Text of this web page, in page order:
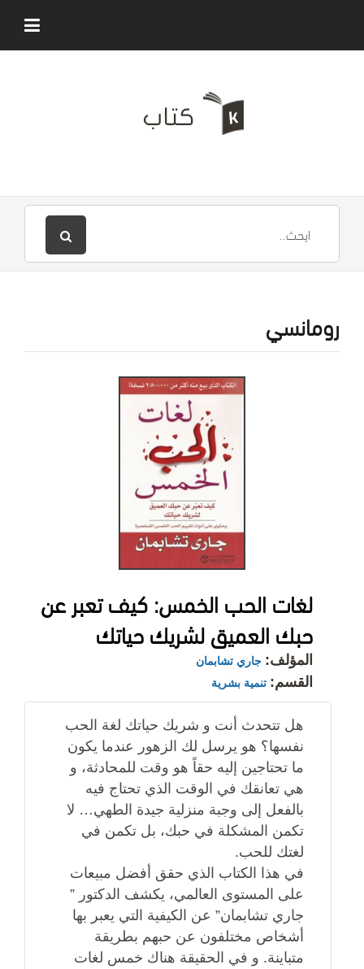
رومانسي
لغات الحب الخمس: كيف تعبر عن
حبك العميق لشريك حياتك
المؤلف: جاري تشابمان
القسم: تنمية بشرية
هل تتحدث أنت و شريك حياتك لغة الحب
نفسها؟ هو يرسل لك الزهور عندما يكون
ما تحتاجين إليه حقاً هو وقت للمحادثة، و
هي تعانقك في الوقت الذي تحتاج فيه
بالفعل إلى وجبة منزلية جيدة الطهي… لا
تكمن المشكلة في حبك، بل تكمن في
لغتك للحب.
في هذا الكتاب الذي حقق أفضل مبيعات
على المستوى العالمي، يكشف الدكتور ”
جاري تشابمان” عن الكيفية التي يعبر بها
أشخاص مختلفون عن حبهم بطريقة
متباينة. و في الحقيقة هناك خمس لغات